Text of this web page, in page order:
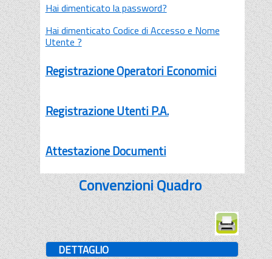
Hai dimenticato la password?
Hai dimenticato Codice di Accesso e Nome
Utente ?
Registrazione Operatori Economici
Registrazione Utenti P.A.
Attestazione Documenti
Convenzioni Quadro
DETTAGLIO